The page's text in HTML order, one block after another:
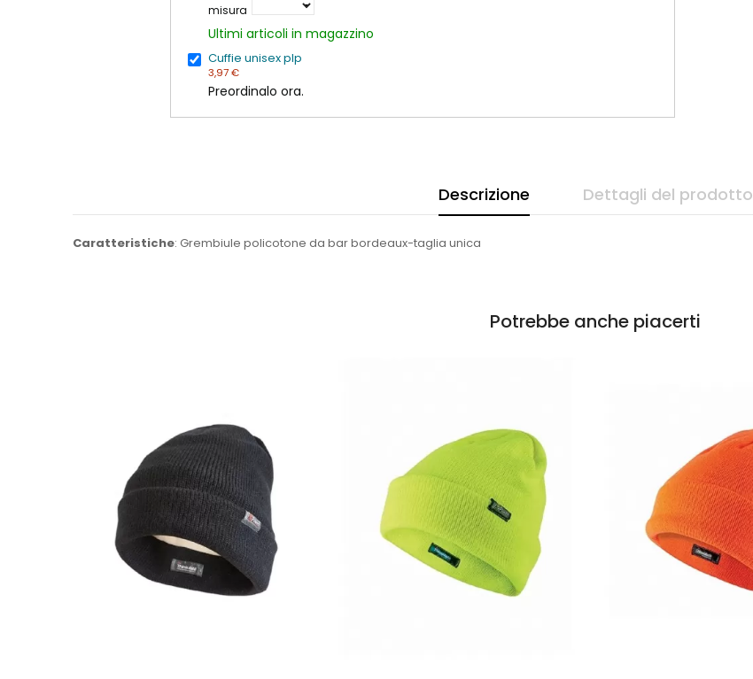
misura
Ultimi articoli in magazzino
Cuffie unisex plp
3,97 €
Preordinalo ora.
Descrizione Dettagli del prodotto
Caratteristiche: Grembiule policotone da bar bordeaux-taglia unica
Potrebbe anche piacerti